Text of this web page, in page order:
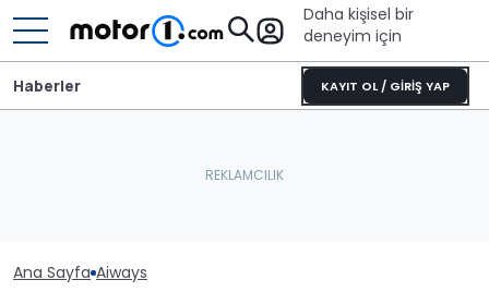
Daha kişisel bir
deneyim için
KAYIT OL / GİRİŞ YAP
Haberler
Ana Sayfa Aiways